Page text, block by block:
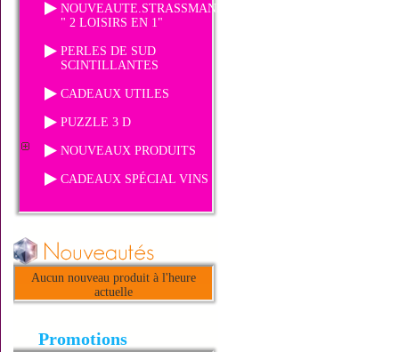
NOUVEAUTE.STRASSMANIA
" 2 LOISIRS EN 1"
PERLES DE SUD
SCINTILLANTES
CADEAUX UTILES
PUZZLE 3 D
NOUVEAUX PRODUITS
CADEAUX SPÉCIAL VINS
Aucun nouveau produit à l'heure
actuelle
Promotions